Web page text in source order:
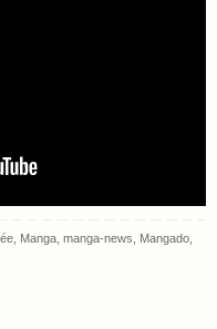
, Manga, manga-news Mangado,